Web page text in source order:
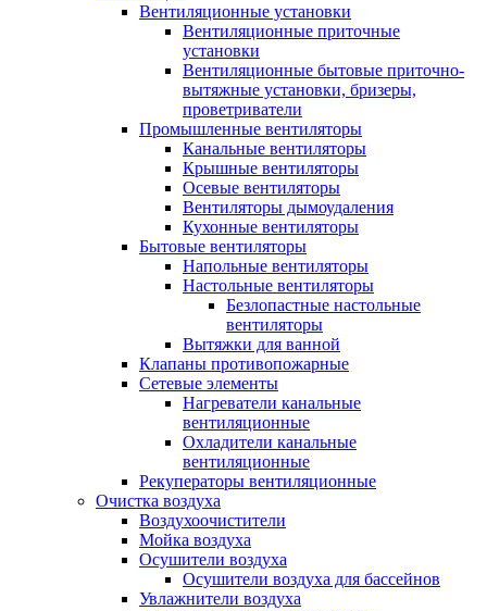
Вентиляционные установки
Вентиляционные приточные
установки
Вентиляционные бытовые приточно-
вытяжные установки, бризеры,
проветриватели
Промышленные вентиляторы
Канальные вентиляторы
Крышные вентиляторы
Осевые вентиляторы
Вентиляторы дымоудаления
Кухонные вентиляторы
Бытовые вентиляторы
Напольные вентиляторы
Настольные вентиляторы
Безлопастные настольные
вентиляторы
Вытяжки для ванной
Клапаны противопожарные
Сетевые элементы
Нагреватели канальные
вентиляционные
Охладители канальные
вентиляционные
Рекуператоры вентиляционные
Очистка воздуха
Воздухоочистители
Мойка воздуха
Осушители воздуха
Осушители воздуха для бассейнов
Увлажнители воздуха